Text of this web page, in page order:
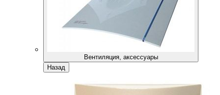
Вентиляция, аксессуары
Назад